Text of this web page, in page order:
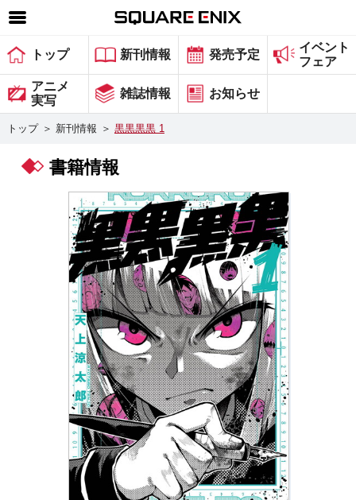
SQUARE ENIX 公式サイトメニュー
ゲーム
マガジン＆ブックス
グッズ
会社情報 採用情報
スクウェア・エニックス サイト内検索
トップ 新刊情報 発売予定
イベント
フェア
アニメ
実写
雑誌情報 お知らせ
トップ ＞ 新刊情報 ＞ 黒黒黒黒 1
書籍情報